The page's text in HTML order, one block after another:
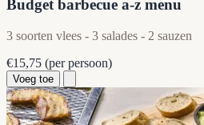
Budget barbecue a-z menu
3 soorten vlees - 3 salades - 2 sauzen
€15,75 (per persoon)
Voeg toe